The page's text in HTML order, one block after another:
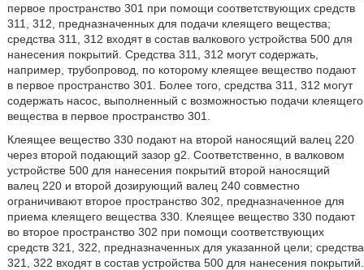
первое пространство 301 при помощи соответствующих средств
311, 312, предназначенных для подачи клеящего вещества;
средства 311, 312 входят в состав валкового устройства 500 для
нанесения покрытий. Средства 311, 312 могут содержать,
например, трубопровод, по которому клеящее вещество подают
в первое пространство 301. Более того, средства 311, 312 могут
содержать насос, выполненный с возможностью подачи клеящего
вещества в первое пространство 301.
Клеящее вещество 330 подают на второй наносящий валец 220
через второй подающий зазор g2. Соответственно, в валковом
устройстве 500 для нанесения покрытий второй наносящий
валец 220 и второй дозирующий валец 240 совместно
ограничивают второе пространство 302, предназначенное для
приема клеящего вещества 330. Клеящее вещество 330 подают
во второе пространство 302 при помощи соответствующих
средств 321, 322, предназначенных для указанной цели; средства
321, 322 входят в состав устройства 500 для нанесения покрытий.